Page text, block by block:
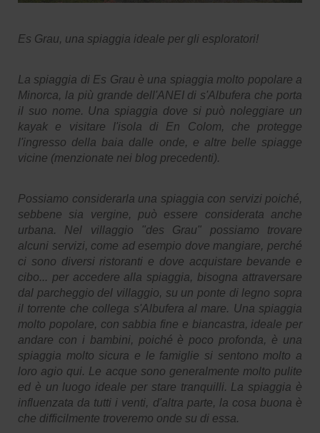
Es Grau, una spiaggia ideale per gli esploratori!
La spiaggia di Es Grau è una spiaggia molto popolare a
Minorca, la più grande dell'ANEI di s'Albufera che porta
il suo nome. Una spiaggia dove si può noleggiare un
kayak e visitare l'isola di En Colom, che protegge
l'ingresso della baia dalle onde, e altre belle spiagge
vicine (menzionate nei blog precedenti).
Possiamo considerarla una spiaggia con servizi poiché,
sebbene sia vergine, può essere considerata anche
urbana. Nel villaggio "des Grau" possiamo trovare
alcuni servizi, come ad esempio dove mangiare, perché
ci sono diversi ristoranti e dove acquistare bevande e
cibo... per accedere alla spiaggia, bisogna attraversare
dal parcheggio del villaggio, su un ponte di legno sopra
il torrente che collega s'Albufera al mare. Una spiaggia
molto popolare, con sabbia fine e biancastra, ideale per
andare con i bambini, poiché è poco profonda, è una
spiaggia molto sicura e le famiglie si sentono molto a
loro agio qui. Le acque sono generalmente molto pulite
ed è un luogo ideale per stare tranquilli. La spiaggia è
influenzata da tutti i venti, d'altra parte, la cosa buona è
che difficilmente troveremo onde su di essa.